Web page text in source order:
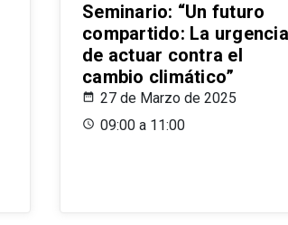
Seminario: “Un futuro
compartido: La urgencia
de actuar contra el
cambio climático”
27 de Marzo de 2025
09:00 a 11:00